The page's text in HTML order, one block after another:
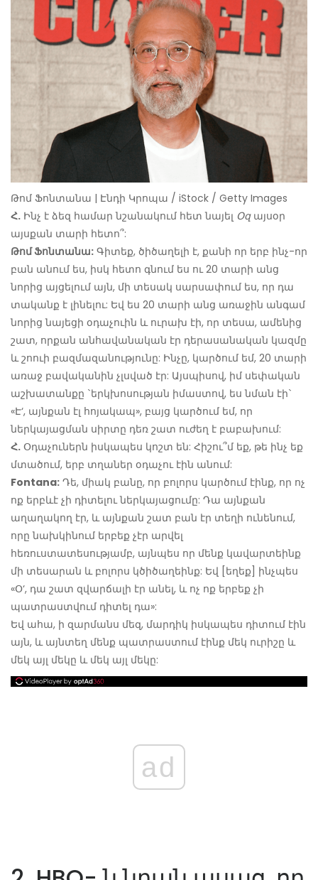
Թոմ Ֆոնտանա | Էնդի Կրոպա / iStock / Getty Images
Հ. Ինչ է ձեզ համար նշանակում հետ նայել Օզայսօր
այսքան տարի հետո՞:
Թոմ Ֆոնտանա: Գիտեք, ծիծաղելի է, քանի որ երբ ինչ-որ
բան անում ես, իսկ հետո գնում ես ու 20 տարի անց
նորից այցելում այն, մի տեսակ սարսափում ես, որ դա
տականք է լինելու: Եվ ես 20 տարի անց առաջին անգամ
նորից նայեցի օդաչուին և ուրախ էի, որ տեսա, ամենից
շատ, որքան անհավանական էր դերասանական կազմը
և շոուի բազմազանությունը: Ինչը, կարծում եմ, 20 տարի
առաջ բավականին չլսված էր: Այսպիսով, իմ սեփական
աշխատանքը `երկխոսության իմաստով, ես նման էի`
«Է‘, այնքան էլ հոյակապ», բայց կարծում եմ, որ
ներկայացման սիրտը դեռ շատ ուժեղ է բաբախում:
Հ. Օդաչուներն իսկապես կոշտ են: Հիշու՞մ եք, թե ինչ եք
մտածում, երբ տղաներ օդաչու էին անում:
Fontana: Դե, միակ բանը, որ բոլորս կարծում էինք, որ ոչ
ոք երբևէ չի դիտելու ներկայացումը: Դա այնքան
աղաղակող էր, և այնքան շատ բան էր տեղի ունենում,
որը նախկինում երբեք չէր արվել
հեռուստատեսությամբ, այնպես որ մենք կավարտեինք
մի տեսարան և բոլորս կծիծաղեինք: Եվ [եղեք] ինչպես
«Օ‘, դա շատ զվարճալի էր անել, և ոչ ոք երբեք չի
պատրաստվում դիտել դա»:
Եվ ահա, ի զարմանս մեզ, մարդիկ իսկապես դիտում էին
այն, և այնտեղ մենք պատրաստում էինք մեկ ուրիշը և
մեկ այլ մեկը և մեկ այլ մեկը:
ad